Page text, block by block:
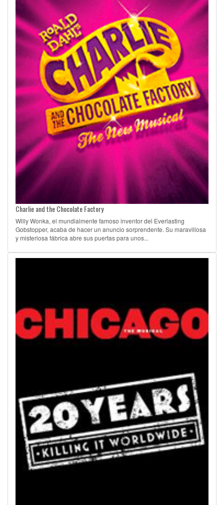
Charlie and the Chocolate Factory
Willy Wonka, el mundialmente famoso inventor del Everlasting
Gobstopper, acaba de hacer un anuncio sorprendente. Su maravillosa
y misteriosa fábrica abre sus puertas para unos...